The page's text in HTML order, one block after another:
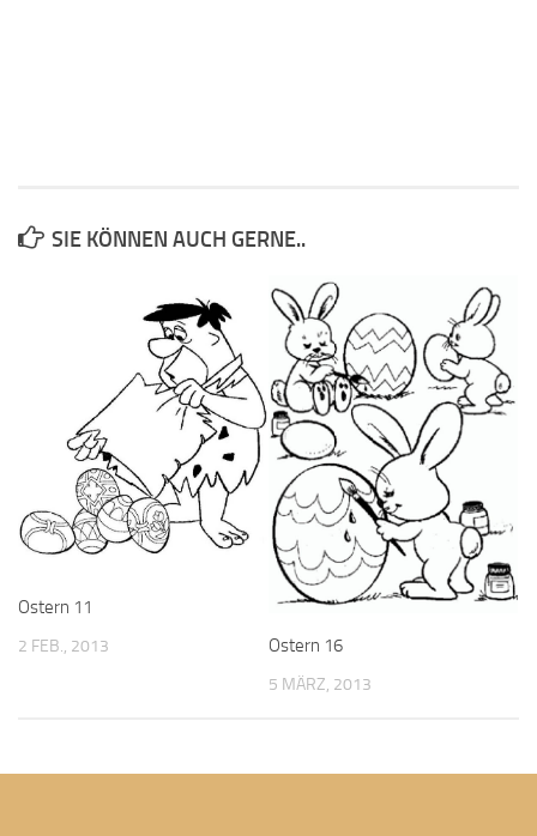
SIE KÖNNEN AUCH GERNE..
Ostern 11
2 FEB., 2013 Ostern 16
5 MÄRZ, 2013